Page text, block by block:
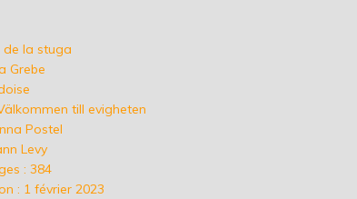
de la stuga
Grebe
till evigheten
Postel
Levy
: 384
: 1 février 2023